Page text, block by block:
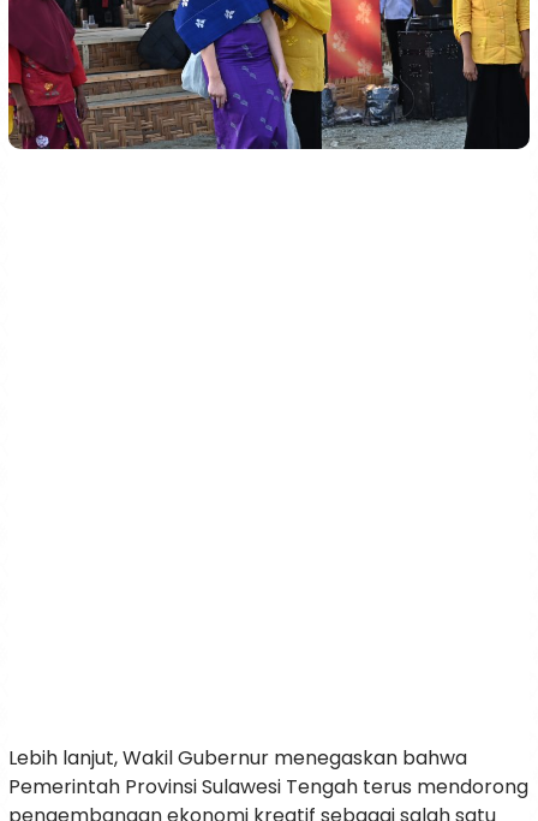
Lebih lanjut, Wakil Gubernur menegaskan bahwa
Pemerintah Provinsi Sulawesi Tengah terus mendorong